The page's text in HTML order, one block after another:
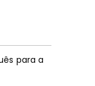
para a